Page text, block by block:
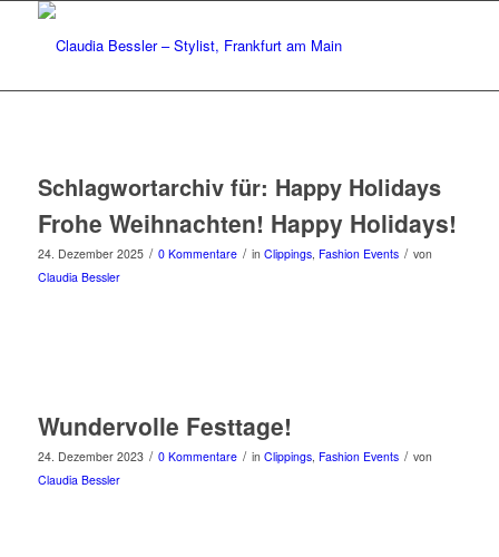
Schlagwortarchiv für: Happy Holidays
Frohe Weihnachten! Happy Holidays!
24. Dezember 2025 / 0 Kommentare / in Clippings, Fashion Events / von
Claudia Bessler
Wundervolle Festtage!
24. Dezember 2023 / 0 Kommentare / in Clippings, Fashion Events / von
Claudia Bessler